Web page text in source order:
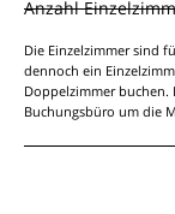
Anzahl
Die Einzelzimmer sind
dennoch ein
Doppelzimmer buchen.
Buchungsbüro um die